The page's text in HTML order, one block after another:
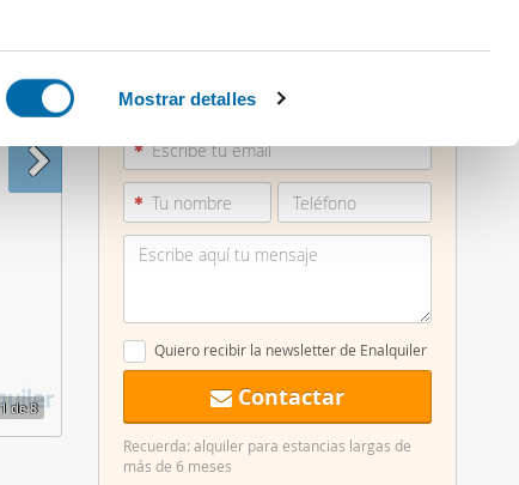
(huellas
del
uso
Mostrar detalles
1de 8
886 18... Ver teléfono
Quiero recibir la newsletter de Enalquiler
Contactar
Recuerda: alquiler para estancias largas de
más de 6 meses